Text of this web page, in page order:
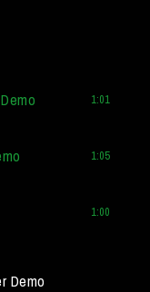
1:01
1:05
1:00
Demo